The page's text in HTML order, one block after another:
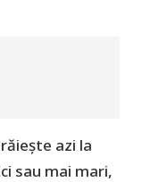
azi la
sau mai mari,